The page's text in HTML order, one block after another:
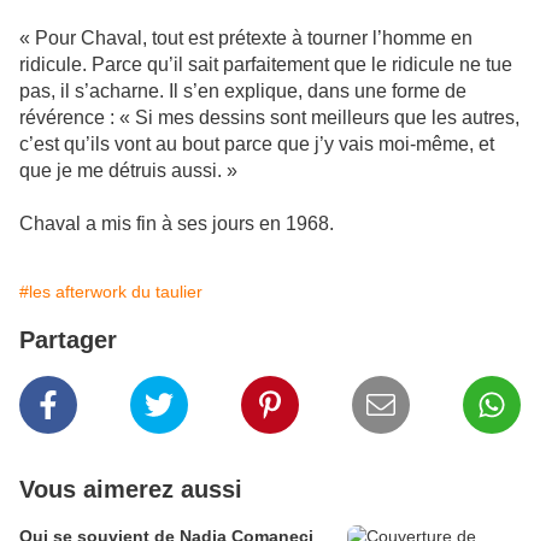
« Pour Chaval, tout est prétexte à tourner l’homme en
ridicule. Parce qu’il sait parfaitement que le ridicule ne tue
pas, il s’acharne. Il s’en explique, dans une forme de
révérence : « Si mes dessins sont meilleurs que les autres,
c’est qu’ils vont au bout parce que j’y vais moi-même, et
que je me détruis aussi. »
Chaval a mis fin à ses jours en 1968.
#les afterwork du taulier
Partager
Vous aimerez aussi
Qui se souvient de Nadia Comaneci